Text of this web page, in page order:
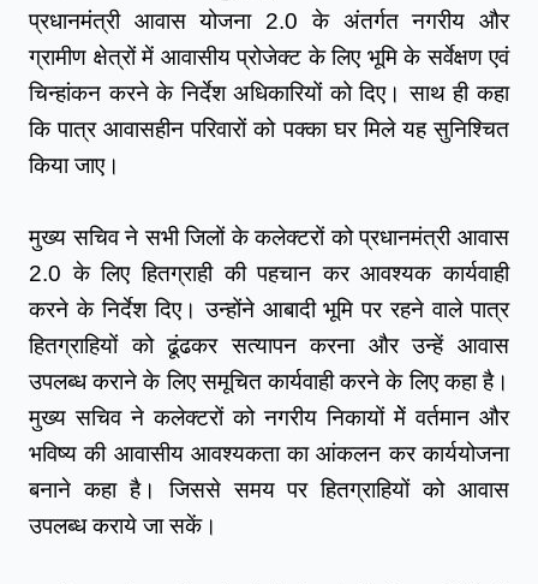
प्रधानमंत्री आवास योजना 2.0 के अंतर्गत नगरीय और
ग्रामीण क्षेत्रों में आवासीय प्रोजेक्ट के लिए भूमि के सर्वेक्षण एवं
चिन्हांकन करने के निर्देश अधिकारियों को दिए। साथ ही कहा
कि पात्र आवासहीन परिवारों को पक्का घर मिले यह सुनिश्चित
किया जाए।
मुख्य सचिव ने सभी जिलों के कलेक्टरों को प्रधानमंत्री आवास
2.0 के लिए हितग्राही की पहचान कर आवश्यक कार्यवाही
करने के निर्देश दिए। उन्होंने आबादी भूमि पर रहने वाले पात्र
हितग्राहियों को ढूंढकर सत्यापन करना और उन्हें आवास
उपलब्ध कराने के लिए समूचित कार्यवाही करने के लिए कहा है।
मुख्य सचिव ने कलेक्टरों को नगरीय निकायों मेें वर्तमान और
भविष्य की आवासीय आवश्यकता का आंकलन कर कार्ययोजना
बनाने कहा है। जिससे समय पर हितग्राहियों को आवास
उपलब्ध कराये जा सकें।